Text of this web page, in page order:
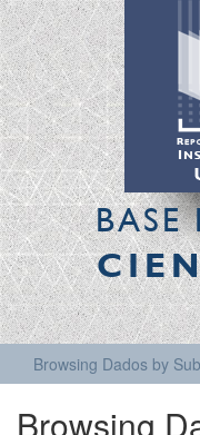
Browsing Dados by
Browsing